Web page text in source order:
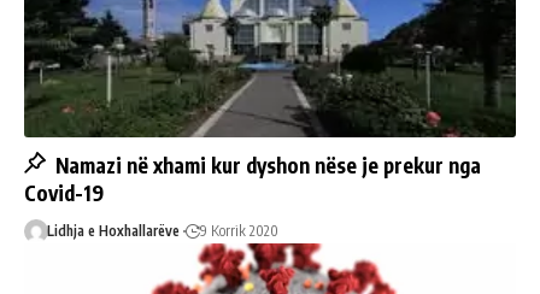
Namazi në xhami kur dyshon nëse je prekur nga
Covid-19
Lidhja e Hoxhallarëve 9 Korrik 2020